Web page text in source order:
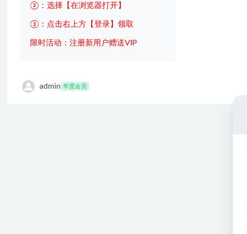
②：选择【在浏览器打开】
③：点击右上方【登录】领取
限时活动：注册新用户赠送VIP
admin 年度会员